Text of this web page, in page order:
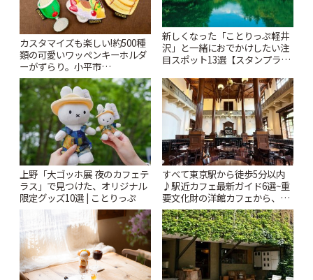
カスタマイズも楽しい!約500種
類の可愛いワッペンキーホルダ
ーがずらり。小平市
「Kimamaya T&K」 | ことりっ
ぷ
新しくなった「ことりっぷ軽井
沢」と一緒におでかけしたい注
目スポット13選【スタンプラリ
上野「大ゴッホ展 夜のカフェテ
ラス」で見つけた、オリジナル
限定グッズ10選 | ことりっぷ
すべて東京駅から徒歩5分以内
♪駅近カフェ最新ガイド6選~重
要文化財の洋館カフェから、改
札すぐのレトロ喫茶まで~ | こと
りっぷ